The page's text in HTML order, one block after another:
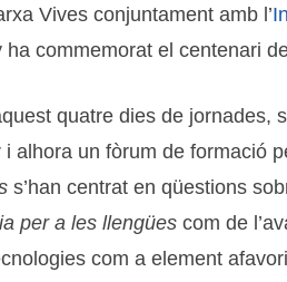
Vives conjuntament amb l’
ha commemorat el centenari
quatre dies de jornades,
i alhora un fòrum de
s’han centrat en qüestions
per a les llengües com de
com a element